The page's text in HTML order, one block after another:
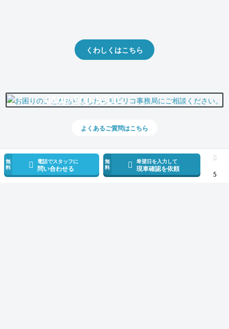
無
料
電話でスタッフに
問い合わせる
無
料
希望日を入力して
現車確認を依頼
5
くわしくはこちら
0800-500-5500
よくあるご質問はこちら